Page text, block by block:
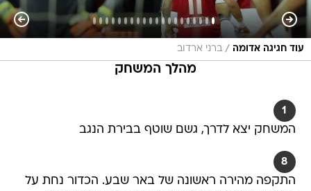
עוד חגיגה אדומה / ברני ארדוב
מהלך המשחק
1
המשחק יצא לדרך, גשם שוטף בבירת הנגב
8
התקפה מהירה ראשונה של באר שבע. הכדור נחת על